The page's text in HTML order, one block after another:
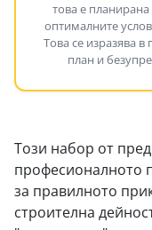
това е
оптималните
Това се изразява
план и
Този набор от
професионалното
за правилното
строителна